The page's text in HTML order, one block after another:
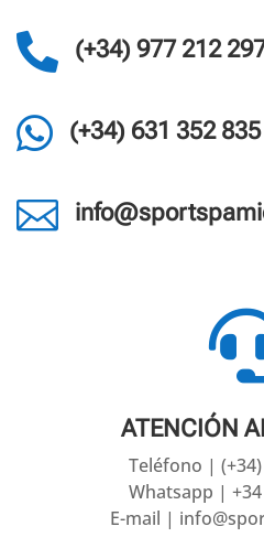
 (+34) 977 212
 (+34) 631 352 835

ATENCIÓN
Teléfono |
Whatsapp | +34
E-mail |